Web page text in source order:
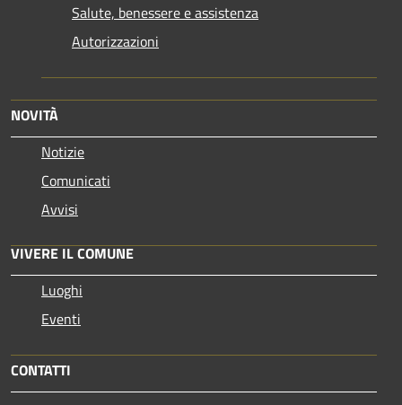
Salute, benessere e assistenza
Autorizzazioni
NOVITÀ
Notizie
Comunicati
Avvisi
VIVERE IL COMUNE
Luoghi
Eventi
CONTATTI